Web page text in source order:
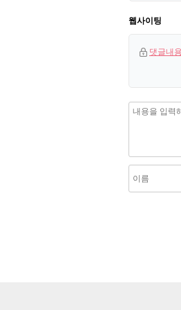
웹사이팅
댓글내